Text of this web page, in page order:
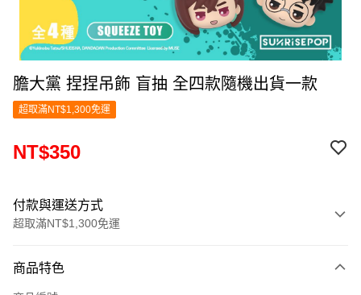
膽大黨 捏捏吊飾 盲抽 全四款隨機出貨一款
超取滿NT$1,300免運
NT$350
付款與運送方式
超取滿NT$1,300免運
信用卡一次付款
商品特色